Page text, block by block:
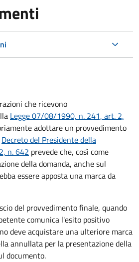
che ricevono
Legge 07/08/1990, n. 241, art. 2,
adottare un provvedimento
Decreto del Presidente della
n. 642 prevede che, così come
della domanda, anche sul
essere apposta una marca da
del provvedimento finale, quando
comunica l'esito positivo
deve acquistare una ulteriore marca
annullata per la presentazione della
documento.